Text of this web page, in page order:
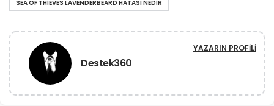
SEA OF THIEVES LAVENDERBEARD HATASI NEDIR
Destek360
YAZARIN PROFILI